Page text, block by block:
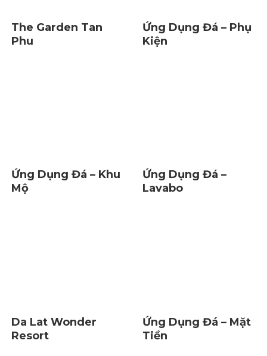
The Garden Tan
Phu
Ứng Dụng Đá – Phụ
Kiện
Ứng Dụng Đá – Khu
Mộ
Ứng Dụng Đá –
Lavabo
Da Lat Wonder
Resort
Ứng Dụng Đá – Mặt
Tiền